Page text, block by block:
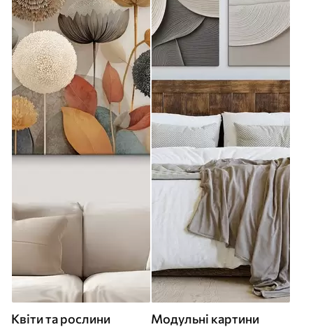
Квіти та рослини Модульні картини